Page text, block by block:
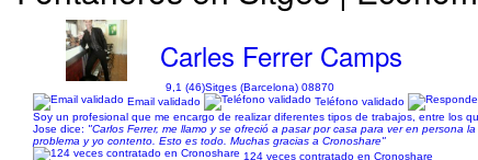
Carles Ferrer Camps
9,1 (46)Sitges (Barcelona) 08870
Email validado
Teléfono validado
Soy un profesional que me encargo de realizar diferentes tipos de trabajos, entre los
Jose dice: "Carlos Ferrer, me llamo y se ofreció a pasar por casa para ver en
problema y yo contento. Esto es todo. Muchas gracias a Cronoshare"
124 veces contratado en Cronoshare